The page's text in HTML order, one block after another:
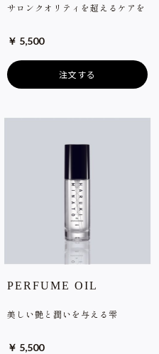
サロンクオリティを超えるケアを
￥ 5,500
注文する
PERFUME OIL
美しい艶と潤いを与える雫
￥ 5,500